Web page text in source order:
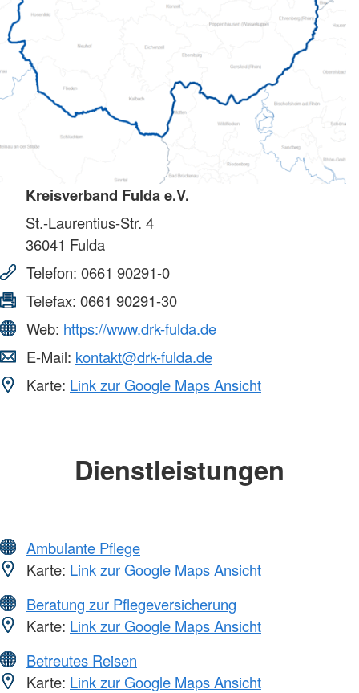
Kreisverband Fulda e.V.
St.-Laurentius-Str. 4
36041 Fulda
Telefon: 0661 90291-0
Telefax: 0661 90291-30
Web: https://www.drk-fulda.de
E-Mail: kontakt@drk-fulda.de
Karte: Link zur Google Maps Ansicht
Dienstleistungen
Ambulante Pflege
Karte: Link zur Google Maps Ansicht
Beratung zur Pflegeversicherung
Karte: Link zur Google Maps Ansicht
Betreutes Reisen
Karte: Link zur Google Maps Ansicht